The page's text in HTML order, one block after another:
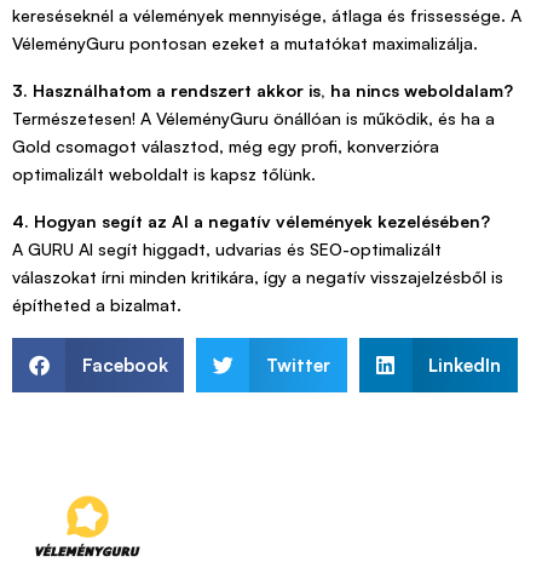
kereséseknél a vélemények mennyisége, átlaga és frissessége. A
VéleményGuru pontosan ezeket a mutatókat maximalizálja.
3. Használhatom a rendszert akkor is, ha nincs weboldalam?
Természetesen! A VéleményGuru önállóan is működik, és ha a
Gold csomagot választod, még egy profi, konverzióra
optimalizált weboldalt is kapsz tőlünk.
4. Hogyan segít az AI a negatív vélemények kezelésében?
A GURU AI segít higgadt, udvarias és SEO-optimalizált
válaszokat írni minden kritikára, így a negatív visszajelzésből is
építheted a bizalmat.
Facebook Twitter LinkedIn